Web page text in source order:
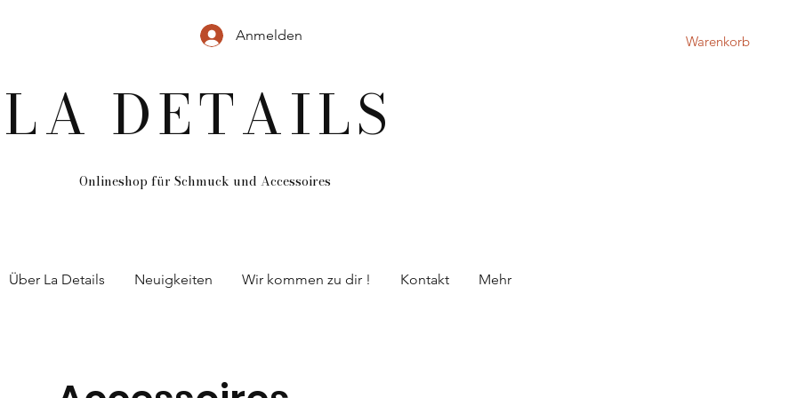
Anmelden Warenkorb
LA DETAILS
Onlineshop für Schmuck und Accessoires
Über La Details Neuigkeiten Wir kommen zu dir ! Kontakt Mehr